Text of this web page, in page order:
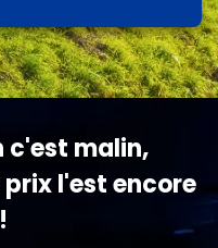
c'est malin,
l'est encore